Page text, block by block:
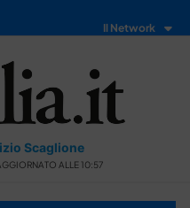
Il Network
Scaglione
ALLE 10:57